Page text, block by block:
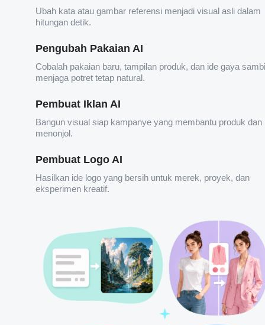
Ubah kata atau gambar referensi menjadi visual asli dalam
hitungan detik.
Pengubah Pakaian AI
Cobalah pakaian baru, tampilan produk, dan ide gaya
menjaga potret tetap natural.
Pembuat Iklan AI
Bangun visual siap kampanye yang membantu produk dan
menonjol.
Pembuat Logo AI
Hasilkan ide logo yang bersih untuk merek, proyek, dan
eksperimen kreatif.